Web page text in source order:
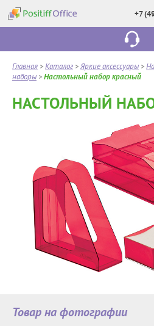
+7
Главная >Каталог >Яркие аксессуары >
наборы >Настольный набор красный
НАСТОЛЬНЫЙ
Товар на фотографии